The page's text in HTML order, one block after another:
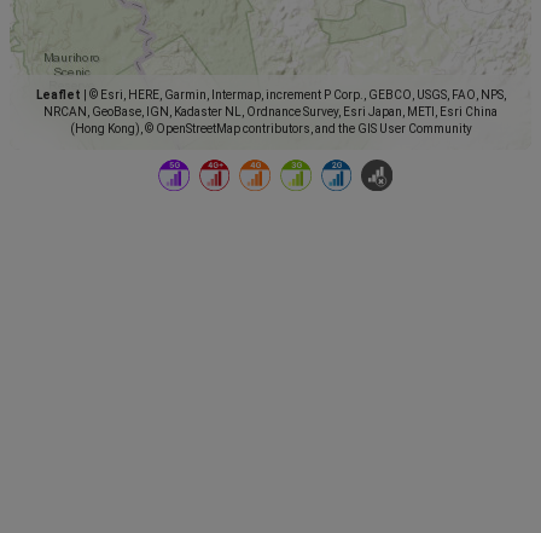
Leaflet
© Esri, HERE, Garmin, Intermap, increment P Corp., GEBCO, USGS, FAO, NPS,
NRCAN, GeoBase, IGN, Kadaster NL, Ordnance Survey, Esri Japan, METI, Esri China
(Hong Kong), © OpenStreetMap contributors, and the GIS User Community